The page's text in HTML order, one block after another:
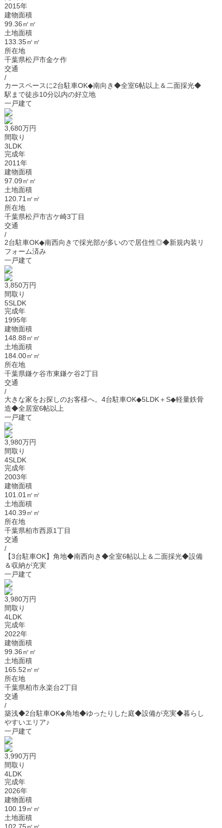
2015年
建物面積
99.36㎡㎡
土地面積
133.35㎡㎡
所在地
千葉県松戸市金ケ作
交通
/
カースペースに2台駐車OK◆南向き◆全室6帖以上＆二面採光◆
駅まで徒歩10分以内の好立地
一戸建て
3,680万円
間取り
3LDK
完成年
2011年
建物面積
97.09㎡㎡
土地面積
120.71㎡㎡
所在地
千葉県松戸市古ケ崎3丁目
交通
/
2台駐車OK◆南西向きで採光部が多いので居住性◎◆新規内装リ
フォーム済み
一戸建て
3,850万円
間取り
5SLDK
完成年
1995年
建物面積
148.88㎡㎡
土地面積
184.00㎡㎡
所在地
千葉県鎌ケ谷市東鎌ケ谷2丁目
交通
/
大きな家をお探しのお客様へ。4台駐車OK◆5LDK＋S◆軽量鉄骨
造◆全居室6帖以上
一戸建て
3,980万円
間取り
4SLDK
完成年
2003年
建物面積
101.01㎡㎡
土地面積
140.39㎡㎡
所在地
千葉県柏市西原1丁目
交通
/
【3台駐車OK】角地◆南西向き◆全室6帖以上＆二面採光◆設備
＆収納が充実
一戸建て
3,980万円
間取り
4LDK
完成年
2022年
建物面積
99.36㎡㎡
土地面積
165.52㎡㎡
所在地
千葉県柏市永楽台2丁目
交通
/
築浅◆2台駐車OK◆角地◆ゆったりした庭◆設備が充実◆暮らし
やすいエリア♪
一戸建て
3,990万円
間取り
4LDK
完成年
2026年
建物面積
100.19㎡㎡
土地面積